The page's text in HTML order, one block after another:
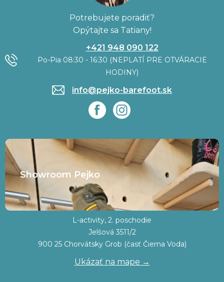
Potrebujete poradiť?
Opýtajte sa Tatiany!
+421 948 090 122
Po-Pia 08:30 - 16:30 (NEPLATÍ PRE OTVÁRACIE
HODINY)
info@pejko-barefoot.sk
Showroom Pejko
L-activity, 2. poschodie
Jelšová 3511/2
900 25 Chorvátsky Grob (časť Čierna Voda)
Ukázať na mape →